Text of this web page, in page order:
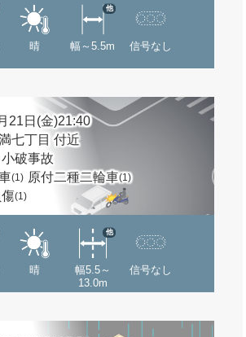
晴 幅～5.5m
他
信号なし
21日(金)21:40
七丁目 付近
破事故
(1) 原付二種二輪車(1)
(1)
晴
幅5.5～
13.0m
他
信号なし